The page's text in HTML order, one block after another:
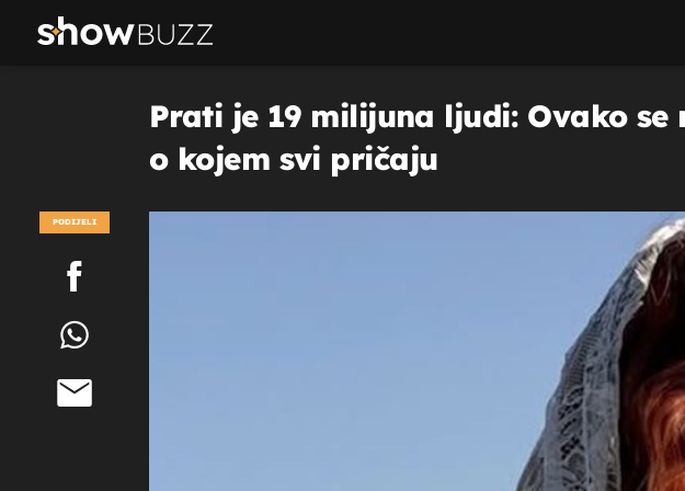
Prati je 19 milijuna ljudi: Ovako
o kojem svi pričaju
PODIJELI